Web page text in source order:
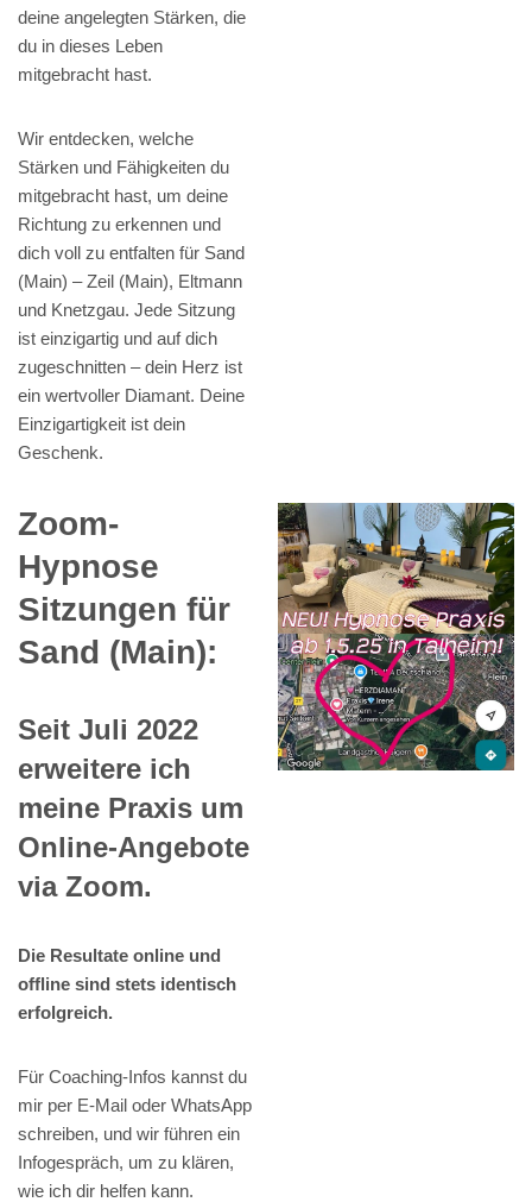
deine angelegten Stärken, die
du in dieses Leben
mitgebracht hast.
Wir entdecken, welche
Stärken und Fähigkeiten du
mitgebracht hast, um deine
Richtung zu erkennen und
dich voll zu entfalten für Sand
(Main) – Zeil (Main), Eltmann
und Knetzgau. Jede Sitzung
ist einzigartig und auf dich
zugeschnitten – dein Herz ist
ein wertvoller Diamant. Deine
Einzigartigkeit ist dein
Geschenk.
Zoom-
Hypnose
Sitzungen für
Sand (Main):
Seit Juli 2022
erweitere ich
meine Praxis um
Online-Angebote
via Zoom.
Die Resultate online und
offline sind stets identisch
erfolgreich.
Für Coaching-Infos kannst du
mir per E-Mail oder WhatsApp
schreiben, und wir führen ein
Infogespräch, um zu klären,
wie ich dir helfen kann.